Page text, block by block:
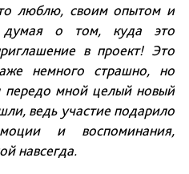
люблю, своим опытом и
думая о том, куда это
в проект! Это
немного страшно, но
передо мной целый новый
ведь участие подарило
и воспоминания,
навсегда.